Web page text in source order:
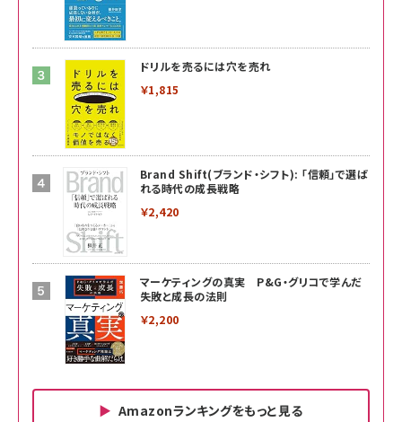
ドリルを売るには穴を売れ
￥1,815
Brand Shift(ブランド・シフト): 「信頼」で選ば
れる時代の成長戦略
￥2,420
マーケティングの真実 P&G・グリコで学んだ
失敗と成長の法則
￥2,200
Amazonランキングをもっと見る